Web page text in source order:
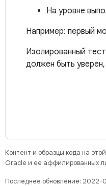
На уровне
Например: первый
Изолированный
должен быть
Контент и образцы кода на
Oracle и ее аффилированных
Последнее обновление: 2022-